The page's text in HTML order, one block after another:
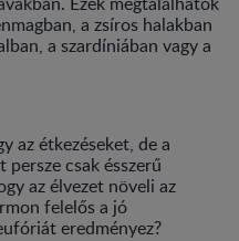
a zsíros halakban
a szardíniában vagy a
az étkezéseket, de a
csak ésszerű
az élvezet növeli az
felelős a jó
eredményez?